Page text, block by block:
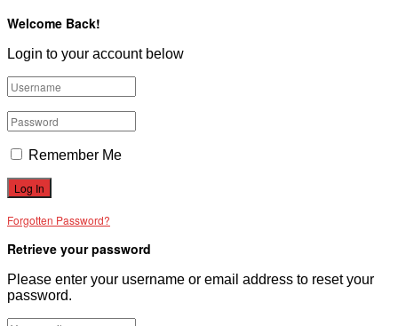
Welcome Back!
Login to your account below
Remember Me
Forgotten Password?
Retrieve your password
Please enter your username or email address to reset your
password.